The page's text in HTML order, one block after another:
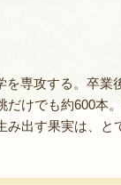
専攻する。卒業
けでも約600本
出す果実は、と